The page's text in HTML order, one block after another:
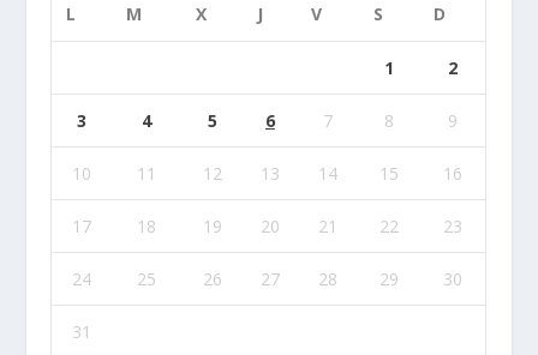
L M X J V S D
1 2
3 4 5 6 7 8 9
10 11 12 13 14 15 16
17 18 19 20 21 22 23
24 25 26 27 28 29 30
31